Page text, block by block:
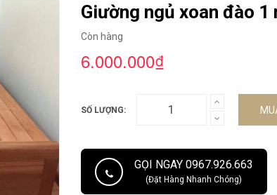
Giường ngủ xoan đào 1
Còn hàng
6.000.000₫
SỐ LƯỢNG:
GỌI NGAY 0967.926.663
(Đặt Hàng Nhanh Chóng)